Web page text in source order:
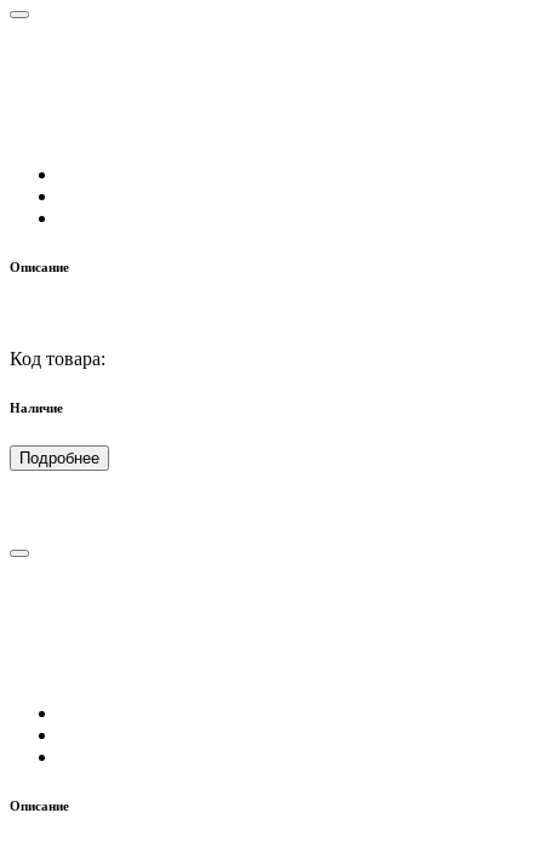
Описание
Код товара:
Наличие
Подробнее
Описание